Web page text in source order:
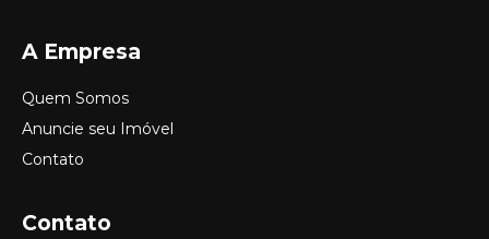
A Empresa
Quem Somos
Anuncie seu Imóvel
Contato
Contato